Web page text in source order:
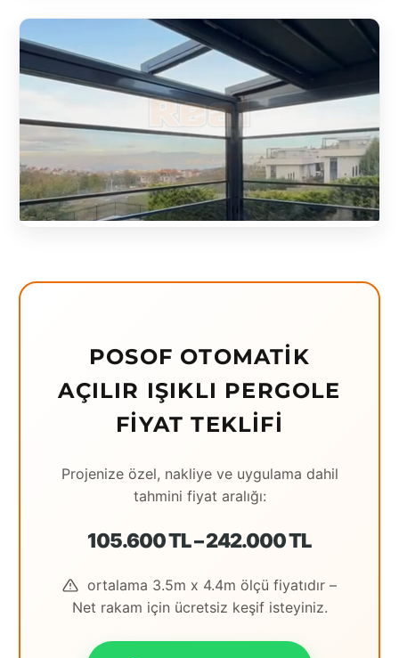
POSOF OTOMATIK
AÇILIR IŞIKLI PERGOLE
FIYAT TEKLIFI
Projenize özel, nakliye ve uygulama dahil
tahmini fiyat aralığı:
105.600 TL – 242.000 TL
ortalama 3.5m x 4.4m ölçü fiyatıdır –
Net rakam için ücretsiz keşif isteyiniz.
Bulgaristan
Çanakkale
Çekya
Diyarbakır
Edirne
Erzincan
Erzrum
Gaziantep
Hatay
Houston
İstanbul
İstanbul